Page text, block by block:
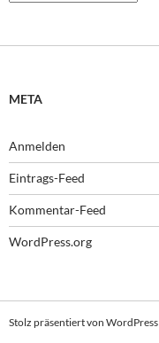
META
Anmelden
Eintrags-Feed
Kommentar-Feed
WordPress.org
Stolz präsentiert von WordPress